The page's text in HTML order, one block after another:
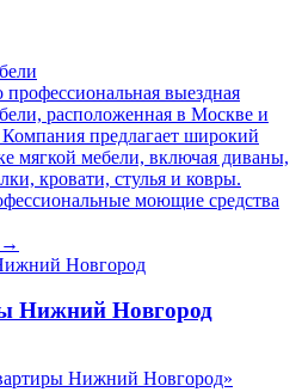
выездная
расположенная в Москве и
предлагает широкий
мягкой мебели, включая диваны,
кровати, стулья и ковры.
моющие средства
→
Нижний Новгород
Нижний Новгород»